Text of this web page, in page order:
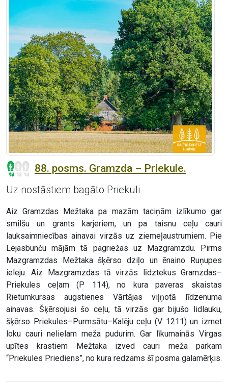
88. posms. Gramzda – Priekule.
Uz nostāstiem bagāto Priekuli
Aiz Gramzdas Mežtaka pa mazām taciņām izlīkumo gar
smilšu un grants karjeriem, un pa taisnu ceļu cauri
lauksaimniecības ainavai virzās uz ziemeļaustrumiem. Pie
Lejasbunču mājām tā pagriežas uz Mazgramzdu. Pirms
Mazgramzdas Mežtaka šķērso dziļo un ēnaino Ruņupes
ieleju. Aiz Mazgramzdas tā virzās līdztekus Gramzdas–
Priekules ceļam (P 114), no kura paveras skaistas
Rietumkursas augstienes Vārtājas viļņotā līdzenuma
ainavas. Šķērsojusi šo ceļu, tā virzās gar bijušo lidlauku,
šķērso Priekules–Purmsātu–Kalēju ceļu (V 1211) un izmet
loku cauri nelielam meža pudurim. Gar līkumainās Virgas
upītes krastiem Mežtaka izved cauri meža parkam
“Priekules Priediens”, no kura redzams šī posma galamērķis.